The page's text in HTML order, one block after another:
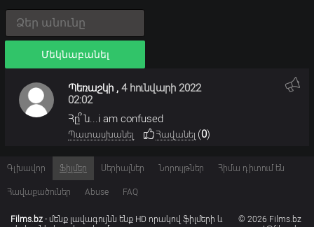
Մեկնաբանել
Պեռաշկի , 4 հունվարի 2022
02:02
Պատասխանել Հավանել (0)
Հը՞ն...i am confused
Գլխավոր Ֆիլմեր Սերիալներ Նորույթներ Հիմա դիտում են
Հավաքածուներ Abuse FAQ
© 2026 Films.bz
Films.bz - մենք լավագույնն ենք HD որակով ֆիլմերի և